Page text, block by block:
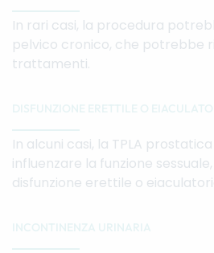
In rari casi, la procedura
pelvico cronico, che potrebbe
trattamenti.
DISFUNZIONE ERETTILE O
In alcuni casi, la TPLA
influenzare la funzione
disfunzione erettile o
INCONTINENZA URINARIA